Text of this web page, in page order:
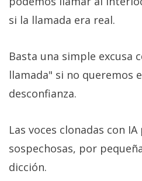
si la llamada era real.
Basta una simple excusa
llamada" si no queremos
desconfianza.
Las voces clonadas con
sospechosas, por
dicción.